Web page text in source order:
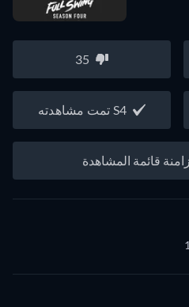
35
S4 تمت مشاهدته
قائمة المشاهدة